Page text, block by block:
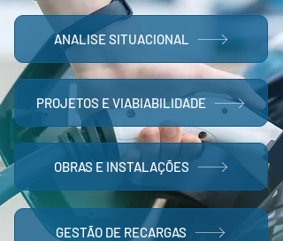
ANALISE SITUACIONAL
PROJETOS E VIABIABILIDADE
OBRAS E INSTALAÇÕES
GESTÃO DE RECARGAS